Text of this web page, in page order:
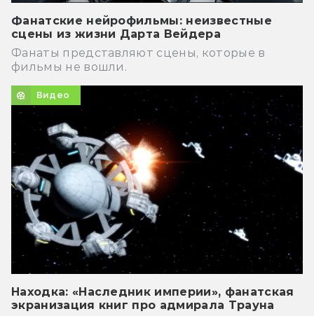
Фанатские нейрофильмы: неизвестные
сцены из жизни Дарта Вейдера
Фанаты представляют сцены, которые в
фильмы не вошли.
Видео
Находка: «Наследник империи», фанатская
экранизация книг про адмирала Трауна